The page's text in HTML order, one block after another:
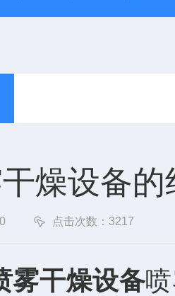
燥设备
点击次数：3217
雾干燥设备